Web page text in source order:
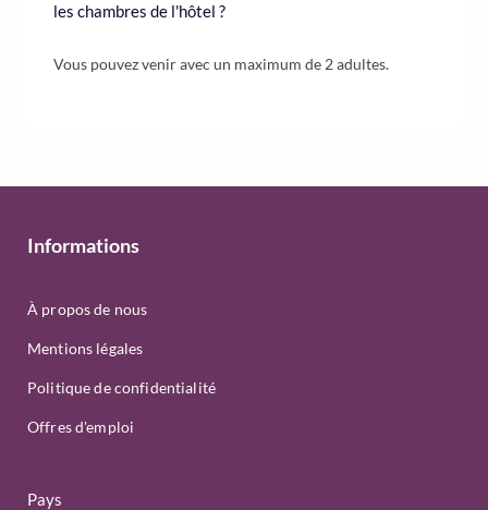
les chambres de l'hôtel ?
Vous pouvez venir avec un maximum de 2 adultes.
Informations
À propos de nous
Mentions légales
Politique de confidentialité
Offres d'emploi
Pays